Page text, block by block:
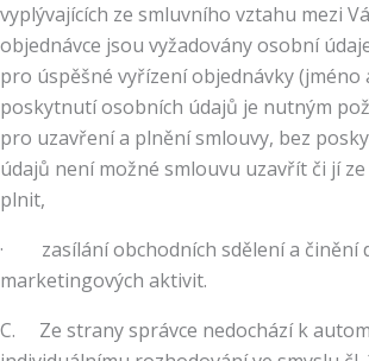
vyplývajících ze smluvního vztahu mezi
objednávce jsou vyžadovány osobní
pro úspěšné vyřízení objednávky (jméno
poskytnutí osobních údajů je nutným
pro uzavření a plnění smlouvy, bez
údajů není možné smlouvu uzavřít či jí
plnit,
· zasílání obchodních sdělení a činění
marketingových aktivit.
C. Ze strany správce nedochází k